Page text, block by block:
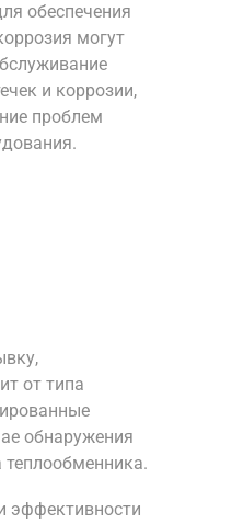
обеспечения
могут
и коррозии,
проблем
от типа
обнаружения
эффективности